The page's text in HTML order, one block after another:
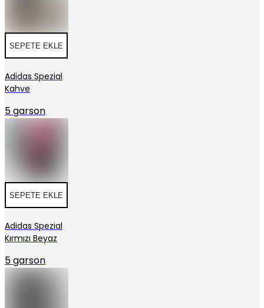
SEPETE EKLE
Adidas Spezial
Kahve
5 garson
SEPETE EKLE
Adidas Spezial
Kırmızı Beyaz
5 garson